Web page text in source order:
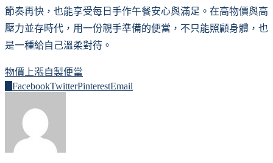
節奏再快，也能享受每日手作午餐安心與滿足。在高物價與高
壓力並存時代，用一份親手準備的便當，不只能照顧身體，也
是一種給自己溫柔對待。
物價上漲自製便當
FacebookTwitterPinterestEmail